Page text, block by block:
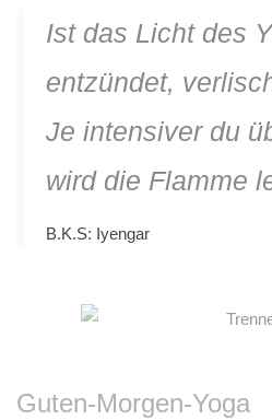
Ist das Licht des
entzündet,
Je intensiver du
wird die Flamme
B.K.S: Iyengar
Guten-Morgen-Yoga